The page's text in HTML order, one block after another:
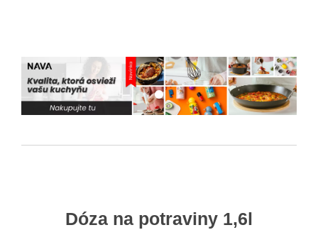
Dóza na potraviny 1,6l